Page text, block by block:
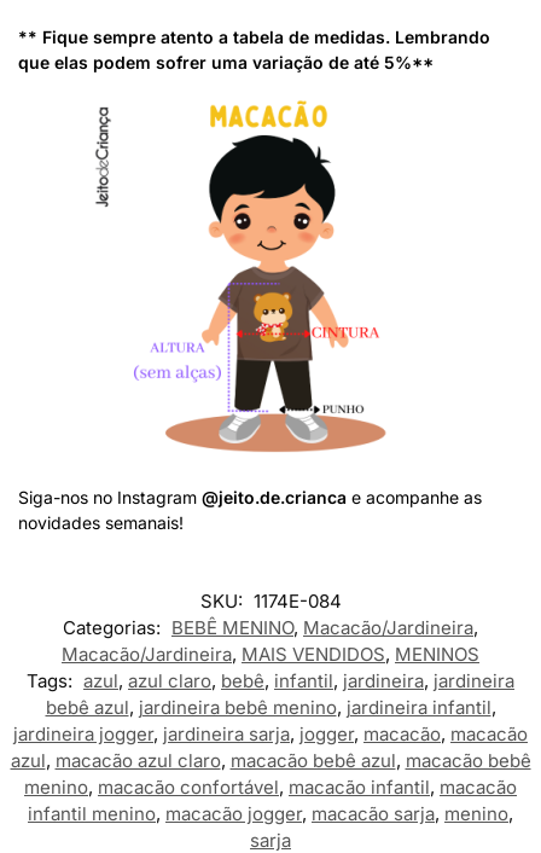
** Fique sempre atento a tabela de medidas. Lembrando
que elas podem sofrer uma variação de até 5%**
Siga-nos no Instagram @jeito.de.crianca e acompanhe as
novidades semanais!
SKU: 1174E-084
Categorias: BEBÊ MENINO, Macacão/Jardineira,
Macacão/Jardineira, MAIS VENDIDOS, MENINOS
Tags: azul, azul claro, bebê, infantil, jardineira, jardineira
bebê azul, jardineira bebê menino, jardineira infantil,
jardineira jogger, jardineira sarja, jogger, macacão, macacão
azul, macacão azul claro, macacão bebê azul, macacão bebê
menino, macacão confortável, macacão infantil, macacão
infantil menino, macacão jogger, macacão sarja, menino,
sarja